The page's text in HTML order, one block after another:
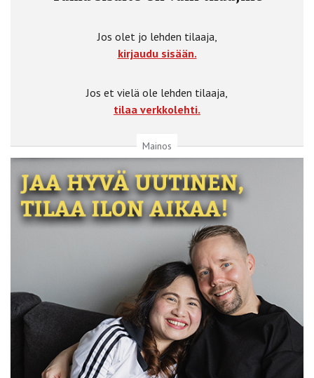
Jos olet jo lehden tilaaja,
kirjaudu sisään.
Jos et vielä ole lehden tilaaja,
tilaa verkkolehti.
Mainos